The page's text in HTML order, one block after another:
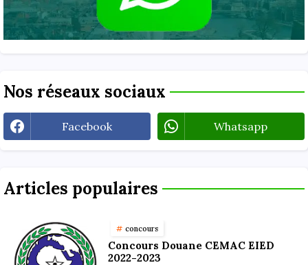
Nos réseaux sociaux
Facebook Whatsapp
Articles populaires
concours
Concours Douane CEMAC EIED
2022-2023